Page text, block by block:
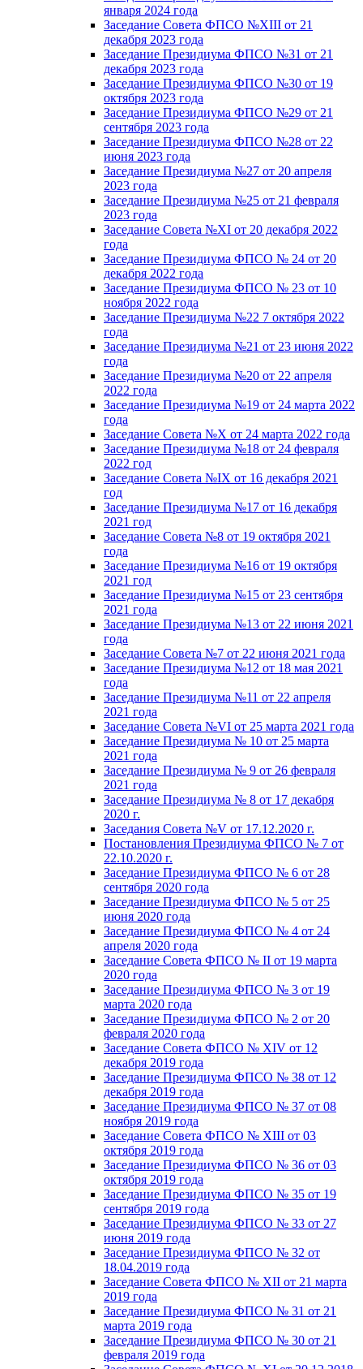
января 2024 года
Заседание Совета ФПСО №XIII от 21
декабря 2023 года
Заседание Президиума ФПСО №31 от 21
декабря 2023 года
Заседание Президиума ФПСО №30 от 19
октября 2023 года
Заседание Президиума ФПСО №29 от 21
сентября 2023 года
Заседание Президиума ФПСО №28 от 22
июня 2023 года
Заседание Президиума №27 от 20 апреля
2023 года
Заседание Президиума №25 от 21 февраля
2023 года
Заседание Совета №XI от 20 декабря 2022
года
Заседание Президиума ФПСО № 24 от 20
декабря 2022 года
Заседание Президиума ФПСО № 23 от 10
ноября 2022 года
Заседание Президиума №22 7 октября 2022
года
Заседание Президиума №21 от 23 июня 2022
года
Заседание Президиума №20 от 22 апреля
2022 года
Заседание Президиума №19 от 24 марта 2022
года
Заседание Совета №X от 24 марта 2022 года
Заседание Президиума №18 от 24 февраля
2022 год
Заседание Совета №IX от 16 декабря 2021
год
Заседание Президиума №17 от 16 декабря
2021 год
Заседание Совета №8 от 19 октября 2021
года
Заседание Президиума №16 от 19 октября
2021 год
Заседание Президиума №15 от 23 сентября
2021 года
Заседание Президиума №13 от 22 июня 2021
года
Заседание Совета №7 от 22 июня 2021 года
Заседание Президиума №12 от 18 мая 2021
года
Заседание Президиума №11 от 22 апреля
2021 года
Заседание Совета №VI от 25 марта 2021 года
Заседание Президиума № 10 от 25 марта
2021 года
Заседание Президиума № 9 от 26 февраля
2021 года
Заседание Президиума № 8 от 17 декабря
2020 г.
Заседания Совета №V от 17.12.2020 г.
Постановления Президиума ФПСО № 7 от
22.10.2020 г.
Заседание Президиума ФПСО № 6 от 28
сентября 2020 года
Заседание Президиума ФПСО № 5 от 25
июня 2020 года
Заседание Президиума ФПСО № 4 от 24
апреля 2020 года
Заседание Совета ФПСО № II от 19 марта
2020 года
Заседание Президиума ФПСО № 3 от 19
марта 2020 года
Заседание Президиума ФПСО № 2 от 20
февраля 2020 года
Заседание Совета ФПСО № XIV от 12
декабря 2019 года
Заседание Президиума ФПСО № 38 от 12
декабря 2019 года
Заседание Президиума ФПСО № 37 от 08
ноября 2019 года
Заседание Совета ФПСО № XIII от 03
октября 2019 года
Заседание Президиума ФПСО № 36 от 03
октября 2019 года
Заседание Президиума ФПСО № 35 от 19
сентября 2019 года
Заседание Президиума ФПСО № 33 от 27
июня 2019 года
Заседание Президиума ФПСО № 32 от
18.04.2019 года
Заседание Совета ФПСО № XII от 21 марта
2019 года
Заседание Президиума ФПСО № 31 от 21
марта 2019 года
Заседание Президиума ФПСО № 30 от 21
февраля 2019 года